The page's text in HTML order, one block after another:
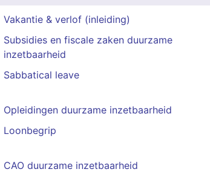
Vakantie & verlof (inleiding)
Subsidies en fiscale zaken duurzame
inzetbaarheid
Sabbatical leave
Opleidingen duurzame inzetbaarheid
Loonbegrip
CAO duurzame inzetbaarheid